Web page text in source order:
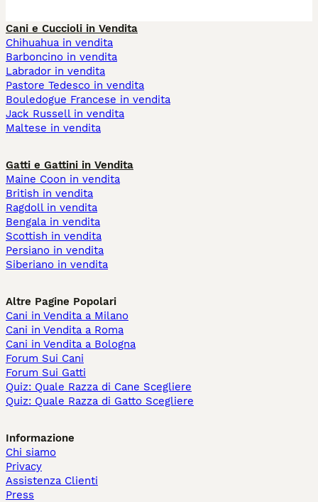
Cani e Cuccioli in Vendita
Chihuahua in vendita
Barboncino in vendita
Labrador in vendita
Pastore Tedesco in vendita
Bouledogue Francese in vendita
Jack Russell in vendita
Maltese in vendita
Gatti e Gattini in Vendita
Maine Coon in vendita
British in vendita
Ragdoll in vendita
Bengala in vendita
Scottish in vendita
Persiano in vendita
Siberiano in vendita
Altre Pagine Popolari
Cani in Vendita a Milano
Cani in Vendita a Roma
Cani in Vendita a Bologna
Forum Sui Cani
Forum Sui Gatti
Quiz: Quale Razza di Cane Scegliere
Quiz: Quale Razza di Gatto Scegliere
Informazione
Chi siamo
Privacy
Assistenza Clienti
Press